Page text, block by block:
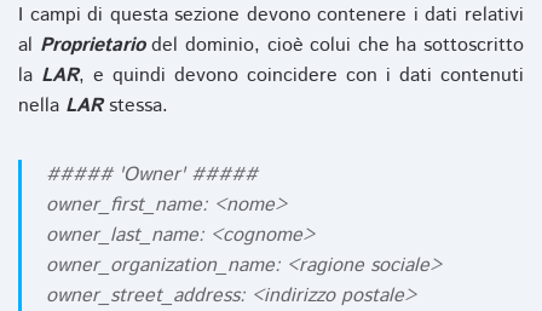
I campi di questa sezione devono contenere i dati relativi
al Proprietariodel dominio, cioè colui che ha sottoscritto
la LAR, e quindi devono coincidere con i dati contenuti
nella LARstessa.
##### 'Owner' #####
owner_first_name: <nome>
owner_last_name: <cognome>
owner_organization_name: <ragione sociale>
owner_street_address: <indirizzo postale>